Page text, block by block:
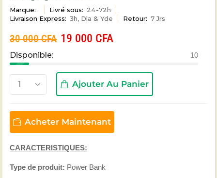
Marque: Livré sous: 24-72h
Livraison Express: 3h, Dla & Yde Retour: 7 Jrs
30 000CFA 19 000 CFA
Disponible: 10
Ajouter Au Panier
Acheter Maintenant
CARACTERISTIQUES:
Type de produit: Power Bank